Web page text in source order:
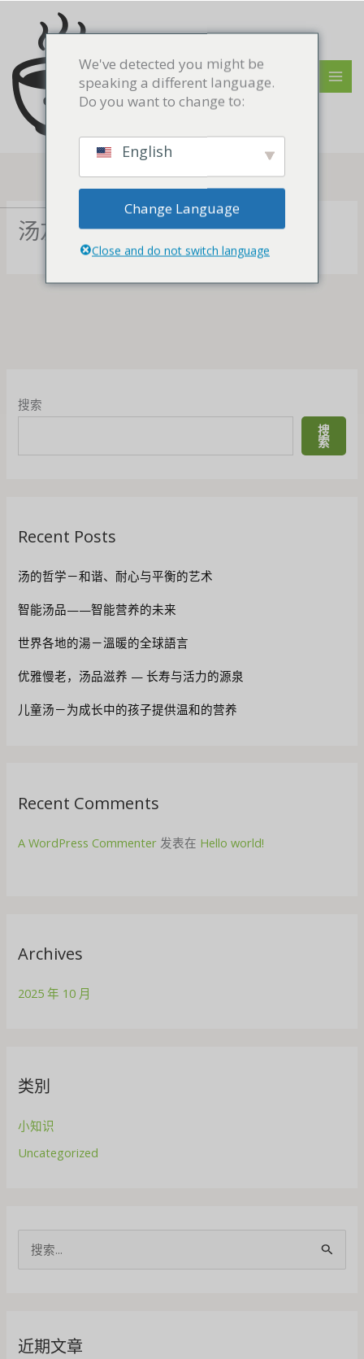
搜索
搜
索
Recent Posts
汤的哲学－和谐、耐心与平衡的艺术
智能汤品——智能营养的未来
世界各地的湯－溫暖的全球語言
优雅慢老，汤品滋养 — 长寿与活力的源泉
儿童汤－为成长中的孩子提供温和的营养
Recent Comments
A WordPress Commenter 发表在 Hello world!
Archives
2025 年 10 月
类別
小知识
Uncategorized
索
近期文章
汤友圈
We've detected you might be
speaking a different language.
Do you want to change to:
English
Change Language
Close and do not switch language